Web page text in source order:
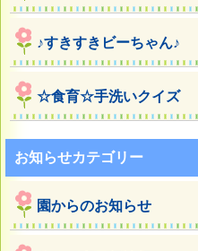
♪すきすきビーちゃん♪
☆食育☆手洗いクイズ
お知らせカテゴリー
園からのお知らせ